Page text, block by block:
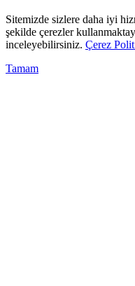
Sitemizde sizlere daha iyi
şekilde çerezler
inceleyebilirsiniz. Çerez
Tamam